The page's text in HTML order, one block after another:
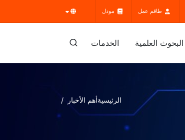
طاقم عمل مودل
البحوث العلمية الخدمات
الرئيسيةأهم الأخبار